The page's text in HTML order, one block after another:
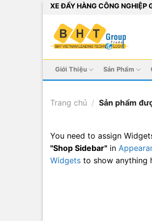
Bỏ
dung
XE ĐẨY HÀNG CÔNG NGHIỆP
Giới Thiệu Sản Phẩm
Trang chủ / Sản phẩm
You need to assign
"Shop Sidebar" in
Widgets to show anything